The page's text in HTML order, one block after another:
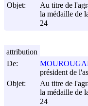
Objet:
Au titre de
la médaille de
24
De:
président de
Objet:
Au titre de
la médaille de
24
attribution